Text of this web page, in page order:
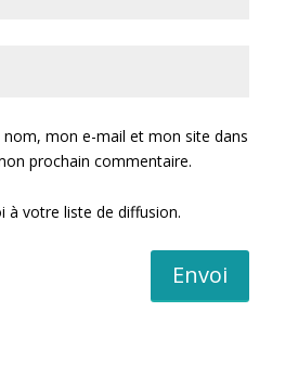
nom, mon e-mail et mon site dans
prochain commentaire.
à votre liste de diffusion.
Envoi